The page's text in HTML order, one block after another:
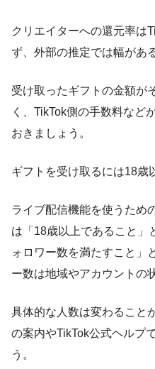
クリエイターへの還元率は
ず、外部の推定では幅があ
受け取ったギフトの金額が
く、TikTok側の手数料など
おきましょう。
ギフトを受け取るには18歳
ライブ配信機能を使うため
は「18歳以上であること」
ォロワー数を満たすこと」
ー数は地域やアカウントの
具体的な人数は変わること
の案内やTikTok公式ヘルプ
う。